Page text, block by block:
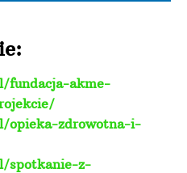
fundacja-akme-
opieka-zdrowotna-i-
spotkanie-z-